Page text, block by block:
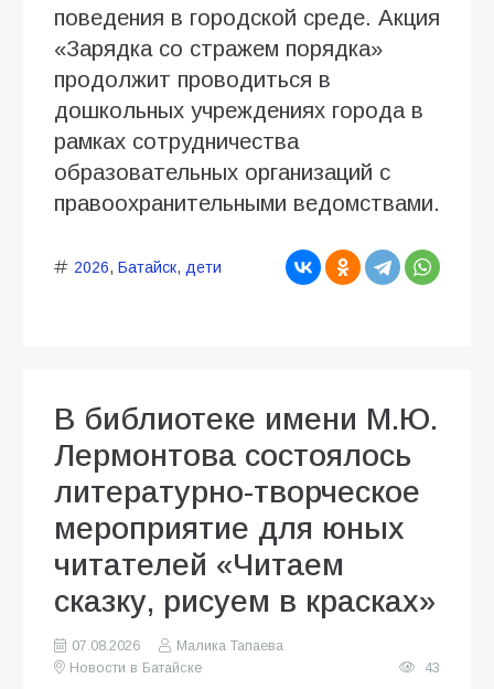
поведения в городской среде. Акция
«Зарядка со стражем порядка»
продолжит проводиться в
дошкольных учреждениях города в
рамках сотрудничества
образовательных организаций с
правоохранительными ведомствами.
2026, Батайск, дети
В библиотеке имени М.Ю.
Лермонтова состоялось
литературно-творческое
мероприятие для юных
читателей «Читаем
сказку, рисуем в красках»
07.08.2026
Малика Тапаева
Новости в Батайске
43